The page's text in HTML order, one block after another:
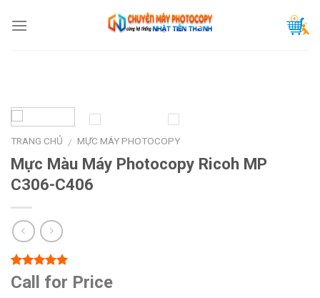
TRANG CHỦ / MỰC MÁY PHOTOCOPY
Mực Màu Máy Photocopy Ricoh MP
C306-C406
5.00trên 5
dựa trên
1
Call for Price